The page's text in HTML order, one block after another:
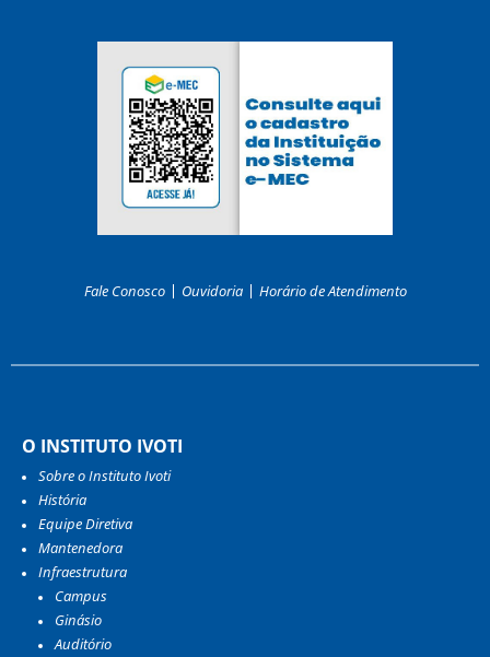
Fale Conosco Ouvidoria Horário de Atendimento
O INSTITUTO IVOTI
Sobre o Instituto Ivoti
História
Equipe Diretiva
Mantenedora
Infraestrutura
Campus
Ginásio
Auditório